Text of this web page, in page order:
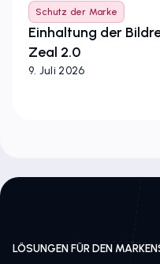
Schutz der Marke
Einhaltung der
Zeal 2.0
9. Juli 2026
LÖSUNGEN FÜR DEN